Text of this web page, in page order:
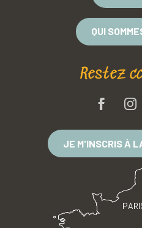
QUI
Restez
JE M'INSCRIS À